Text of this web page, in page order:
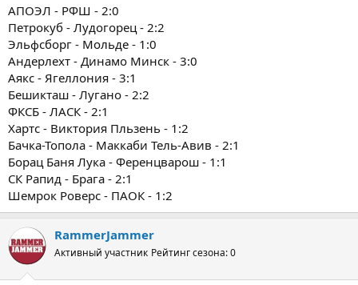
АПОЭЛ - РФШ - 2:0
Петрокуб - Лудогорец - 2:2
Эльфсборг - Мольде - 1:0
Андерлехт - Динамо Минск - 3:0
Аякс - Ягеллония - 3:1
Бешикташ - Лугано - 2:2
ФКСБ - ЛАСК - 2:1
Хартс - Виктория Пльзень - 1:2
Бачка-Топола - Маккаби Тель-Авив - 2:1
Борац Баня Лука - Ференцварош - 1:1
СК Рапид - Брага - 2:1
Шемрок Роверс - ПАОК - 1:2
RammerJammer
Активный участник Рейтинг сезона: 0